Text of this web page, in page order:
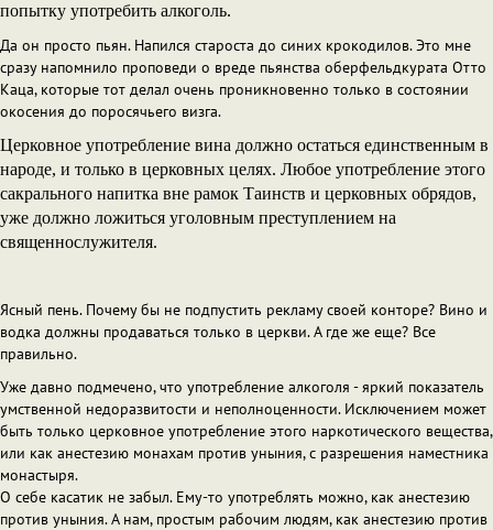
попытку употребить алкоголь.
Да он просто пьян. Напился староста до синих крокодилов. Это мне
сразу напомнило проповеди о вреде пьянства оберфельдкурата Отто
Каца, которые тот делал очень проникновенно только в состоянии
окосения до поросячьего визга.
Церковное употребление вина должно остаться единственным в
народе, и только в церковных целях. Любое употребление этого
сакрального напитка вне рамок Таинств и церковных обрядов,
уже должно ложиться уголовным преступлением на
священнослужителя.
Ясный пень. Почему бы не подпустить рекламу своей конторе? Вино и
водка должны продаваться только в церкви. А где же еще? Все
правильно.
Уже давно подмечено, что употребление алкоголя - яркий показатель
умственной недоразвитости и неполноценности. Исключением может
быть только церковное употребление этого наркотического вещества,
или как анестезию монахам против уныния, с разрешения наместника
монастыря.
О себе касатик не забыл. Ему-то употреблять можно, как анестезию
против уныния. А нам, простым рабочим людям, как анестезию против